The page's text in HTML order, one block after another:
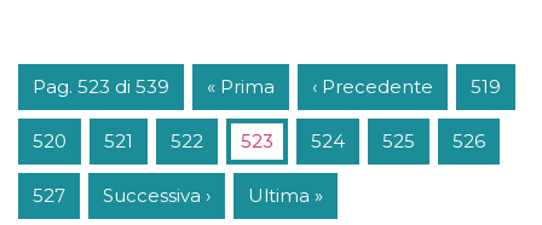
Pag. 523 di 539 « Prima ‹ Precedente 519
520 521 522 523 524 525 526
527 Successiva › Ultima »